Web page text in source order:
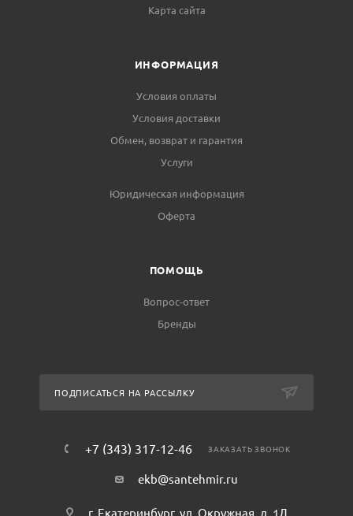
Карта сайта
ИНФОРМАЦИЯ
Условия оплаты
Условия доставки
Обмен, возврат и гарантия
Услуги
Юридическая информация
Оферта
ПОМОЩЬ
Вопрос-ответ
Бренды
ПОДПИСАТЬСЯ НА РАССЫЛКУ
+7 (343) 317-12-46 ЗАКАЗАТЬ ЗВОНОК
ekb@santehmir.ru
г. Екатеринбург, ул. Окружная, д. 1Д